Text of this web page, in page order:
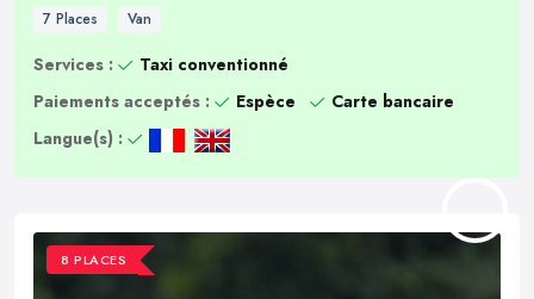
7 Places Van
Services :
Taxi conventionné
Paiements acceptés :
Espèce
Carte bancaire
Langue(s) :
8 PLACES